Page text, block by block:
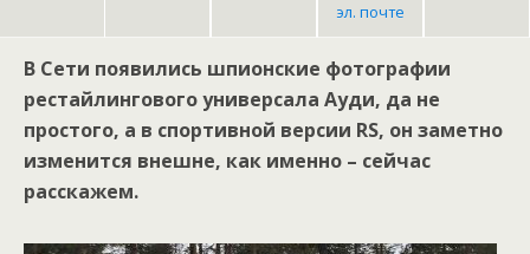
эл. почте
В Сети появились шпионские фотографии
рестайлингового универсала Ауди, да не
простого, а в спортивной версии RS, он заметно
изменится внешне, как именно – сейчас
расскажем.